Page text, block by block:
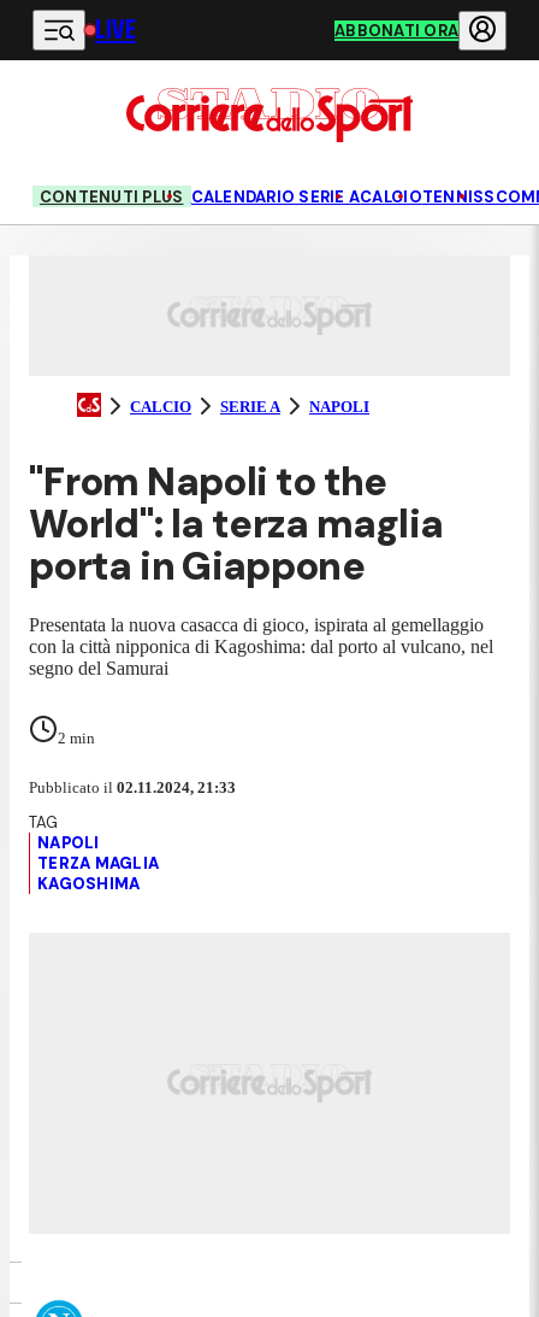
Vai al contenuto principale
LIVE ABBONATI ORA
CONTENUTI PLUS CALENDARIO SERIE ACALCIOTENNIS
CALCIO SERIE A NAPOLI
"From Napoli to the
World": la terza maglia
porta in Giappone
Presentata la nuova casacca di gioco, ispirata al gemellaggio
con la città nipponica di Kagoshima: dal porto al vulcano, nel
segno del Samurai
2 min
Pubblicato il 02.11.2024, 21:33
NAPOLI
TERZA MAGLIA
KAGOSHIMA